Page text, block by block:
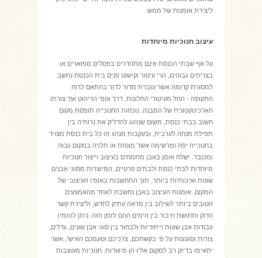
ליצירת אומנות של ממש.
עיצוב חנוכיות מיוחדות
על אף שבתי הכנסת אינם מתהדרים בפסלים מפוארים או
בצריחים גבוהים, הרי עיטור וקישוט פנים בית הכנסת נחשב
למסורת קדומה אשר עוברת מדור לדור בהתאם לרוח
התקופה - החל מעיטורי החלונות, דרך אופי הריהוט ועד צורתו
הארכיטקטונית של המבנה. נוכחות החנוכייה תופסת מקום
חשוב בבתי כנסת, משום שנהוג להדליק את נרותיה בין
תפילת מנחה לערבית, ובעקבות מנהג זה כל בית כנסת מצויד
בחנוכייה יפה ומרשימה אשר מונחת או תלויה במקום גבוה
ומכובד. ישלח אומן באבן מתמחים בעיצוב וייצור חנוכיות
מיוחדות לבתי כנסת ולבתים פרטיים, המיוצרות מסוגי אבנים
שונות ואיכותיות ביותר, תוך התחשבות באופיו העיצובי של
המקום. אומנות העיצוב באבן נחשבת לאחד מהאמצעים
הטובים ביותר לשילוב בין מראה עתיק לחדש, וליצירת קשר
הדוק ותחושת חיבור בין הימים ההם לזמן הזה. ניתן להזמין
עבודות אבן שונות וייחודיות ולבחור בין סוגי אבן שונים, גדלים,
צורות וסגנונות על פי בקשתכם, צרכיכם וטעמכם האישי, אשר
יתאימו בדיוק רב למקום אליו הן מיועדות. חנוכיות מעוצבות